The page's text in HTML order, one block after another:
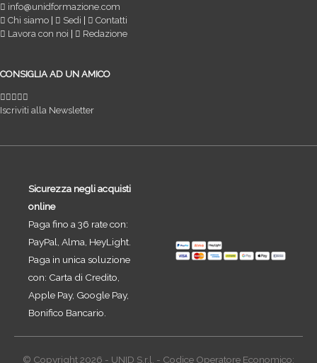
info@unidformazione.com
Chi siamo
Sedi
Contatti
Lavora con noi
Redazione
CONSIGLIA AD UN AMICO
Iscriviti alla Newsletter
Sicurezza negli acquisti
online
Paga fino a 36 rate con:
PayPal, Alma, HeyLight.
Paga in unica soluzione
con: Carta di Credito,
Apple Pay, Google Pay,
Bonifico Bancario.
© Copyright 2026 - UNID S.r.l. - Codice Operatore Economico: